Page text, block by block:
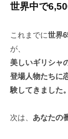
世界中で
これまでに世界
が、
美しいギリシャ
登場人物たちに
験してきました。
次は、 あなたの